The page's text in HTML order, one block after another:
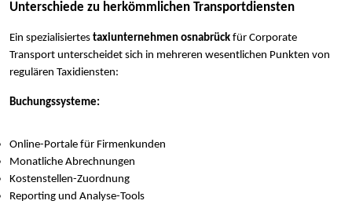
Unterschiede zu herkömmlichen Transportdiensten
Ein spezialisiertes taxiunternehmen osnabrück für Corporate
Transport unterscheidet sich in mehreren wesentlichen Punkten von
regulären Taxidiensten:
Buchungssysteme:
Online-Portale für Firmenkunden
Monatliche Abrechnungen
Kostenstellen-Zuordnung
Reporting und Analyse-Tools